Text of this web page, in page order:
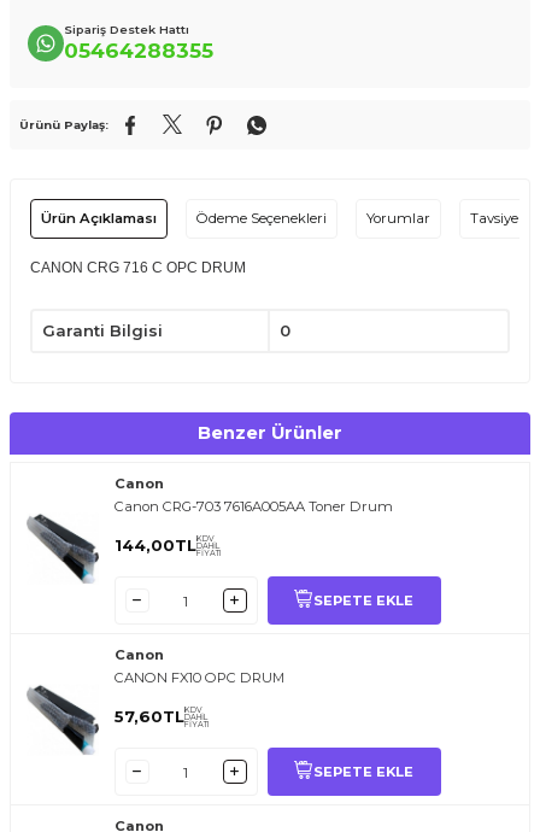
Sipariş Destek Hattı
05464288355
Ürünü Paylaş:
Ürün Açıklaması Ödeme Seçenekleri Yorumlar Tavsiye Et
CANON CRG 716 C OPC DRUM
Garanti Bilgisi 0
Benzer Ürünler
Canon
Canon CRG-703 7616A005AA Toner Drum
144,00TLKDV
DAHİL
FİYATI
SEPETE EKLE
Canon
CANON FX10 OPC DRUM
57,60TLKDV
DAHİL
FİYATI
SEPETE EKLE
Canon